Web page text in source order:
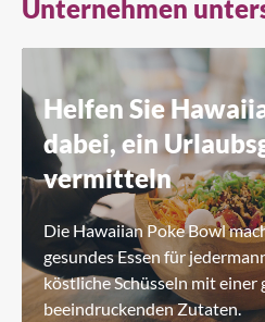
Unternehmen
Helfen Sie
dabei, ein
vermitteln
Die Hawaiian Poke Bowl
gesundes Essen für
köstliche Schüsseln mit einer
beeindruckenden Zutaten.